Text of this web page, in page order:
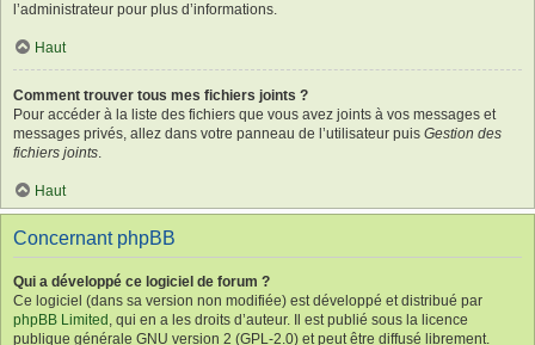
l’administrateur pour plus d’informations.
Haut
Comment trouver tous mes fichiers joints ?
Pour accéder à la liste des fichiers que vous avez joints à vos messages et
messages privés, allez dans votre panneau de l’utilisateur puis Gestion des
fichiers joints.
Haut
Concernant phpBB
Qui a développé ce logiciel de forum ?
Ce logiciel (dans sa version non modifiée) est développé et distribué par
phpBB Limited , qui en a les droits d’auteur. Il est publié sous la licence
publique générale GNU version 2 (GPL-2.0) et peut être diffusé librement.